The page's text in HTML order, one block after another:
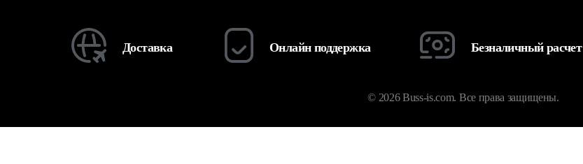
Доставка Онлайн поддержка Безналичный расчет
© 2026 Buss-is.com. Все права защищены.